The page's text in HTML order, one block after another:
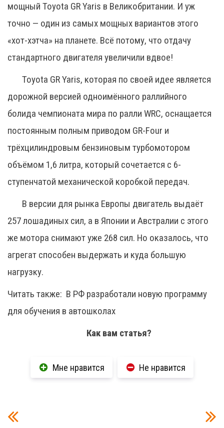
мощный Toyota GR Yaris в Великобритании. И уж
точно — один из самых мощных вариантов этого
«хот-хэтча» на планете. Всё потому, что отдачу
стандартного двигателя увеличили вдвое!
Toyota GR Yaris, которая по своей идее является
дорожной версией одноимённого раллийного
болида чемпионата мира по ралли WRC, оснащается
постоянным полным приводом GR-Four и
трёхцилиндровым бензиновым турбомотором
объёмом 1,6 литра, который сочетается с 6-
ступенчатой механической коробкой передач.
В версии для рынка Европы двигатель выдаёт
257 лошадиных сил, а в Японии и Австралии с этого
же мотора снимают уже 268 сил. Но оказалось, что
агрегат способен выдержать и куда большую
нагрузку.
Читать также: В РФ разработали новую программу
для обучения в автошколах
Как вам статья?
Мне нравится Не нравится